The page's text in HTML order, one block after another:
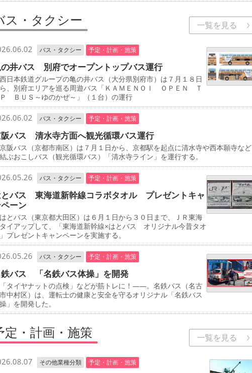
ス・タクシー 一覧を見る
バス・タクシー 予定・計画・施策
井バス 別府でオープントップバス運行
日本鉄道グループの亀の井バス（大分県別府市）は７月１８日
、別府エリアを巡る周遊バス「ＫＡＭＥＮＯＩ ＯＰＥＮ Ｔ
ＢＵＳ～ゆのかぜ～」（１台）の運行
バス・タクシー 予定・計画・施策
バス 清水寺方面へ観光循環バス運行
阪バス（京都市南区）は７月１日から、京都駅を起点に清水寺や西本願寺など
ぶおこしバス（観光循環バス）「清水寺ライン」を運行する。
バス・タクシー 予定・計画・施策
バス 東海道新幹線コラボタオル プレゼントキャ
ーン
とバス（東京都大田区）は６月１日から３０日まで、ＪＲ東海
イアップして、「東海道新幹線×はとバス オリジナル今昔タオ
プレゼントキャンペーンを実施する。
バス・タクシー 予定・計画・施策
バス 「名鉄バス体操」を開発
タイヤナットの点検」などが筋トレに！――。名鉄バス（名古
中村区）は、運転士の健康と安全を守るオリジナル「名鉄バス
」を開発した。
定・計画・施策 一覧を見る
その他業種分類 予定・計画・施策